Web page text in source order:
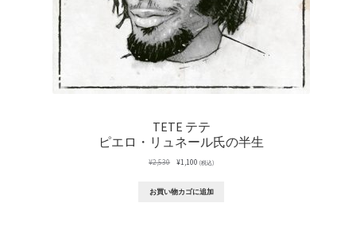
TETE テテ
ピエロ・リュネール氏の半生
¥2,530 元
格
¥1,100現
価
(税込)
お買い物カゴに追加